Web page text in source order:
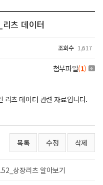
츠 데이터
조회수 1,617
첨부파일(1)
리츠 데이터 관련 자료입니다.
목록 수정 삭제
상장리츠 알아보기